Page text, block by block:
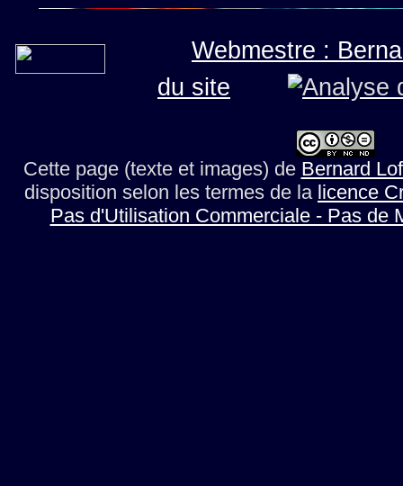
Webmestre :
du site
Cette page (texte et images) de Bernard
disposition selon les termes de la licence
Pas d'Utilisation Commerciale - Pas de